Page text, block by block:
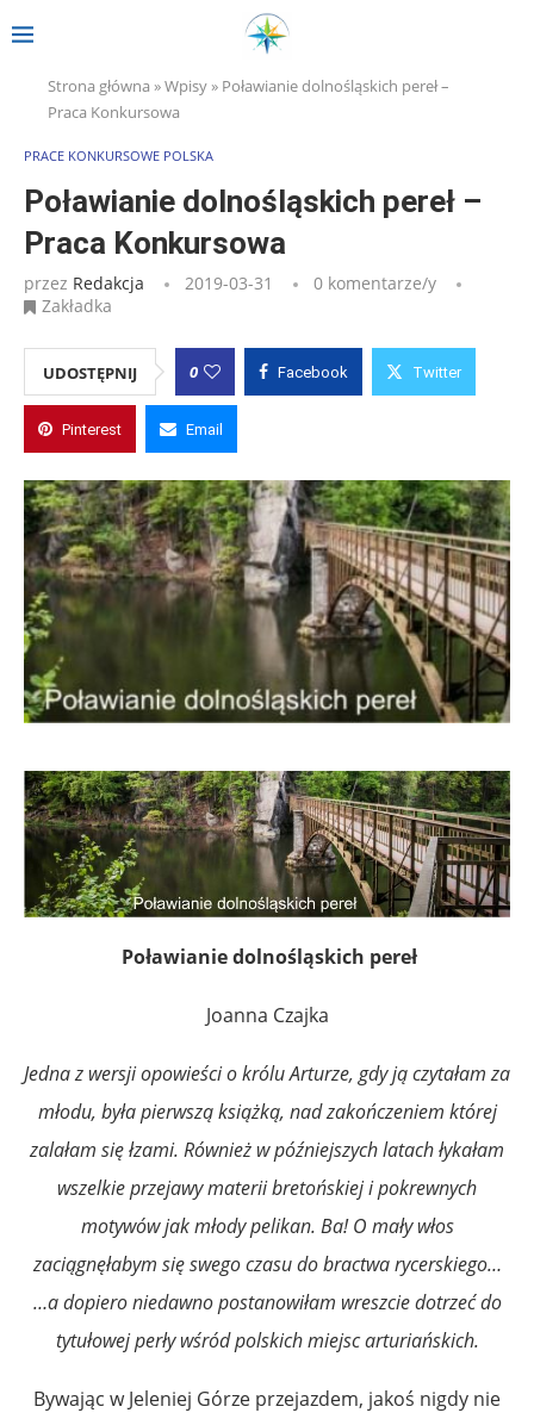
Strona główna »Wpisy» Poławianie dolnośląskich pereł –
Praca Konkursowa
PRACE KONKURSOWE POLSKA
Poławianie dolnośląskich pereł –
Praca Konkursowa
przez Redakcja 2019-03-31
0 komentarze/y
Zakładka
UDOSTĘPNIJ 0 Facebook Twitter
Pinterest Email
Poławianie dolnośląskich pereł
Joanna Czajka
Jedna z wersji opowieści o królu Arturze, gdy ją czytałam za
młodu, była pierwszą książką, nadzakończeniem której
zalałam się łzami. Również w późniejszych latach łykałam
wszelkie przejawymaterii bretońskiej i pokrewnych
motywów jak młody pelikan. Ba! O mały włos
zaciągnęłabym sięswego czasu do bractwa rycerskiego…
…a dopiero niedawno postanowiłam wreszcie dotrzeć do
tytułowej perły wśród polskich miejscarturiańskich.
Bywając w Jeleniej Górze przejazdem, jakoś nigdy nie